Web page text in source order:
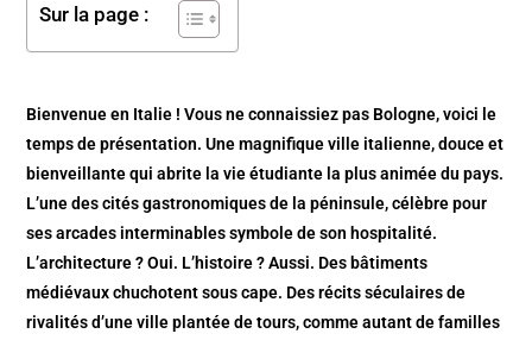
Sur la page :
Bienvenue en Italie ! Vous ne connaissiez pas Bologne, voici le
temps de présentation. Une magnifique ville italienne, douce et
bienveillante qui abrite la vie étudiante la plus animée du pays.
L’une des cités gastronomiques de la péninsule, célèbre pour
ses arcades interminables symbole de son hospitalité.
L’architecture ? Oui. L’histoire ? Aussi. Des bâtiments
médiévaux chuchotent sous cape. Des récits séculaires de
rivalités d’une ville plantée de tours, comme autant de familles